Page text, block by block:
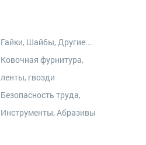
Гайки, Шайбы, Другие...
Ковочная фурнитура,
ленты, гвозди
Безопасность труда,
Инструменты, Абразивы